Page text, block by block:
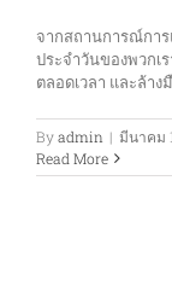
จากสถานการณ์กา
ประจำวันของพวกเ
ตลอดเวลา และล้า
Byadmin | มีนาคม
Read More